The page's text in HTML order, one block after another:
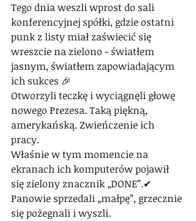
Tego dnia weszli wprost do sali
konferencyjnej spółki, gdzie ostatni
punk z listy miał zaświecić się
wreszcie na zielono - światłem
jasnym, światłem zapowiadającym
ich sukces 🎉
Otworzyli teczkę i wyciągnęli głowę
nowego Prezesa. Taką piękną,
amerykańską. Zwieńczenie ich
pracy.
Właśnie w tym momencie na
ekranach ich komputerów pojawił
się zielony znacznik „DONE”.✔
Panowie sprzedali „małpę”, grzecznie
się pożegnali i wyszli.